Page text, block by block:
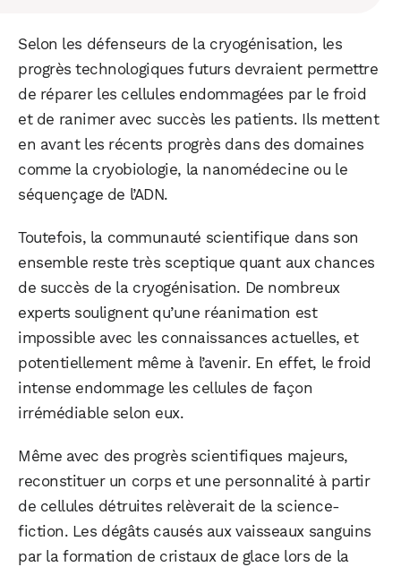
Selon les défenseurs de la cryogénisation, les
progrès technologiques futurs devraient permettre
de réparer les cellules endommagées par le froid
et de ranimer avec succès les patients. Ils mettent
en avant les récents progrès dans des domaines
comme la cryobiologie, la nanomédecine ou le
séquençage de l’ADN.
Toutefois, la communauté scientifique dans son
ensemble reste très sceptique quant aux chances
de succès de la cryogénisation. De nombreux
experts soulignent qu’une réanimation est
impossible avec les connaissances actuelles, et
potentiellement même à l’avenir. En effet, le froid
intense endommage les cellules de façon
irrémédiable selon eux.
Même avec des progrès scientifiques majeurs,
reconstituer un corps et une personnalité à partir
de cellules détruites relèverait de la science-
fiction. Les dégâts causés aux vaisseaux sanguins
par la formation de cristaux de glace lors de la